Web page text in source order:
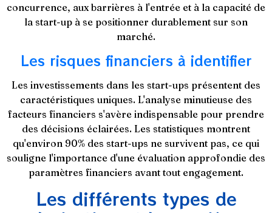
concurrence, aux barrières à l'entrée et à la capacité de
la start-up à se positionner durablement sur son
marché.
Les risques financiers à identifier
Les investissements dans les start-ups présentent des
caractéristiques uniques. L'analyse minutieuse des
facteurs financiers s'avère indispensable pour prendre
des décisions éclairées. Les statistiques montrent
qu'environ 90% des start-ups ne survivent pas, ce qui
souligne l'importance d'une évaluation approfondie des
paramètres financiers avant tout engagement.
Les différents types de